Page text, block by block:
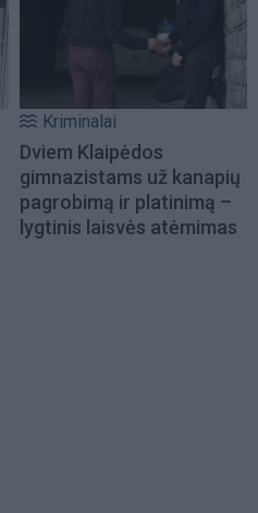
Kriminalai
Dviem Klaipėdos
gimnazistams už kanapių
pagrobimą ir platinimą –
lygtinis laisvės atėmimas